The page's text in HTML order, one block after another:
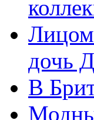
Лицом
дочь
В